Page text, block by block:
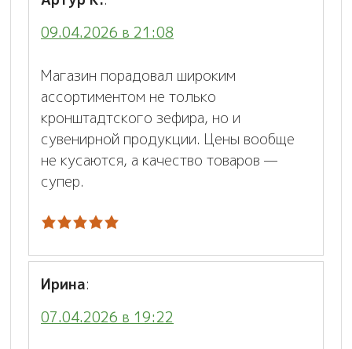
09.04.2026 в 21:08
Магазин порадовал широким
ассортиментом не только
кронштадтского зефира, но и
сувенирной продукции. Цены вообще
не кусаются, а качество товаров —
супер.
Ирина:
07.04.2026 в 19:22